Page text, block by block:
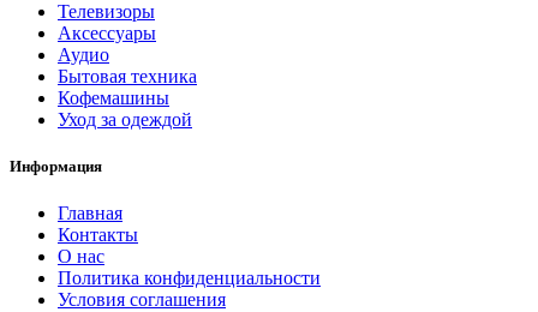
Телевизоры
Аксессуары
Аудио
Бытовая техника
Кофемашины
Уход за одеждой
Информация
Главная
Контакты
О нас
Политика конфиденциальности
Условия соглашения